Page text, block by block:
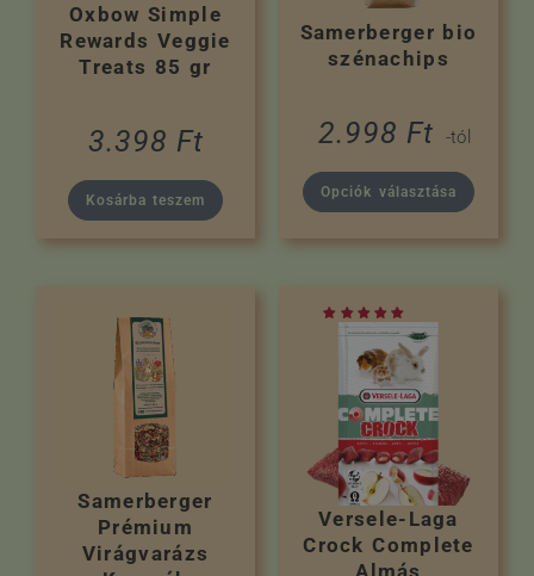
Oxbow Simple
Rewards Veggie
Treats 85 gr
3.398 Ft
Kosárba teszem
Samerberger bio
szénachips
2.998 Ft -tól
Opciók választása
Samerberger
Prémium
Virágvarázs
Versele-Laga
Crock Complete
Almás